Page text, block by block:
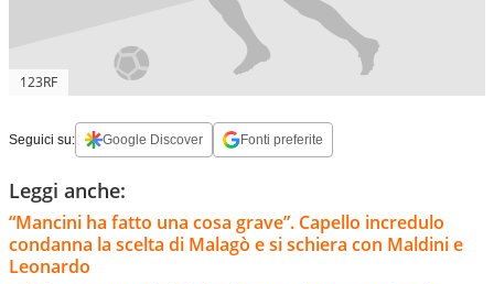
123RF
Seguici su: Google Discover Fonti preferite
Leggi anche:
“Mancini ha fatto una cosa grave”. Capello incredulo
condanna la scelta di Malagò e si schiera con Maldini e
Leonardo